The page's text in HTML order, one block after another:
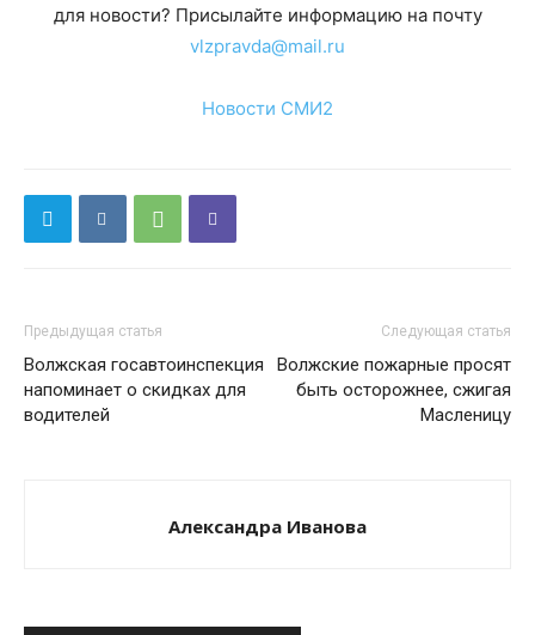
для новости? Присылайте информацию на почту
vlzpravda@mail.ru
Новости СМИ2
Предыдущая статья
Волжская госавтоинспекция
напоминает о скидках для
водителей
Следующая статья
Волжские пожарные просят
быть осторожнее, сжигая
Масленицу
Александра Иванова